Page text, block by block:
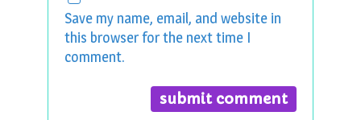
Save my name, email, and website in
this browser for the next time I
comment.